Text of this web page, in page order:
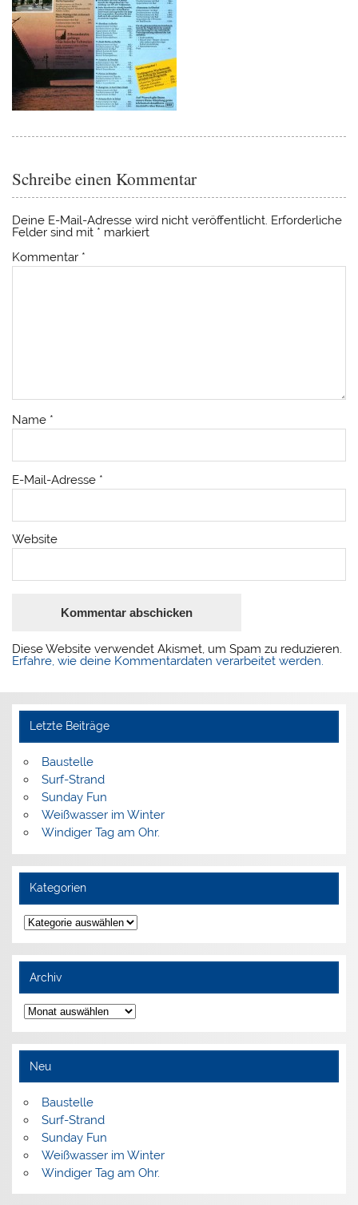
Schreibe einen Kommentar
Deine E-Mail-Adresse wird nicht veröffentlicht. Erforderliche
Felder sind mit * markiert
Kommentar *
Name *
E-Mail-Adresse *
Website
Diese Website verwendet Akismet, um Spam zu reduzieren.
Erfahre, wie deine Kommentardaten verarbeitet werden.
Letzte Beiträge
Baustelle
Surf-Strand
Sunday Fun
Weißwasser im Winter
Windiger Tag am Ohr.
Kategorien
Kategorien
Archiv
Archiv
Neu
Baustelle
Surf-Strand
Sunday Fun
Weißwasser im Winter
Windiger Tag am Ohr.